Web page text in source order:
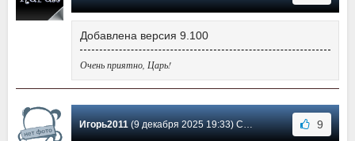
Добавлена версия 9.100
Очень приятно, Царь!
Игорь2011(9 декабря 2025 19:33) Сообщение #97 9